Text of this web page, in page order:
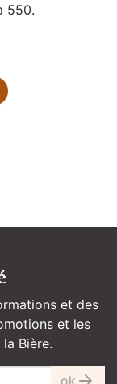
550.
et des
et les
Bière.
ok